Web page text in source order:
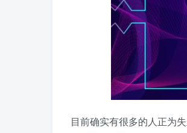
目前确实有很多的人正为